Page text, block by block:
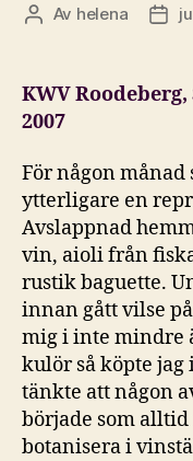
Inläggsförfattare
Av helena
KWV
2007
För någon månad
ytterligare en
Avslappnad
vin, aioli från
rustik baguette.
innan gått vilse
mig i inte mindre
kulör så köpte
tänkte att någon
började som
botanisera i